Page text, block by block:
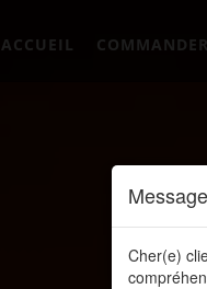
ACCUEIL COMMANDER
Cher(e)